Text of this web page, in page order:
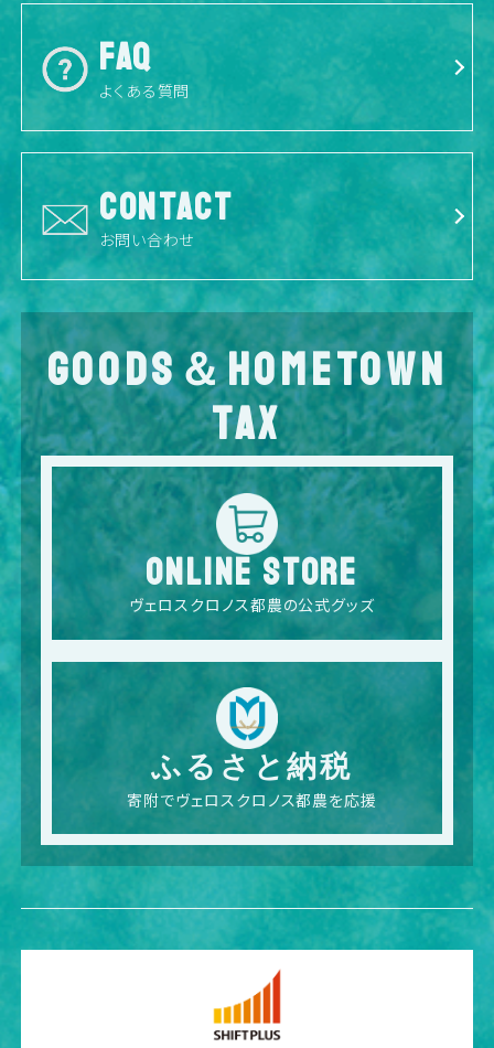
FAQ
よくある質問
CONTACT
お問い合わせ
GOODS＆HOMETOWN
TAX
ONLINE STORE
ヴェロスクロノス都農の公式グッズ
ふるさと納税
寄附でヴェロスクロノス都農を応援